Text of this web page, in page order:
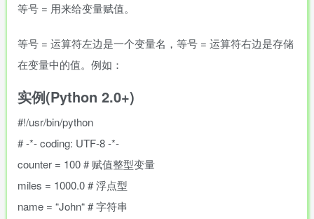
等号 = 用来给变量赋值。
等号 = 运算符左边是一个变量名，等号 = 运算符右边是存储
在变量中的值。例如：
实例(Python 2.0+)
#!/usr/bin/python
# -*- coding: UTF-8 -*-
counter = 100# 赋值整型变量
miles = 1000.0# 浮点型
name = “John“# 字符串